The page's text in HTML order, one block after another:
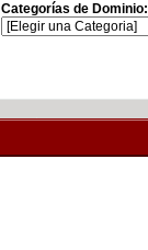
Categorías de Dominio: